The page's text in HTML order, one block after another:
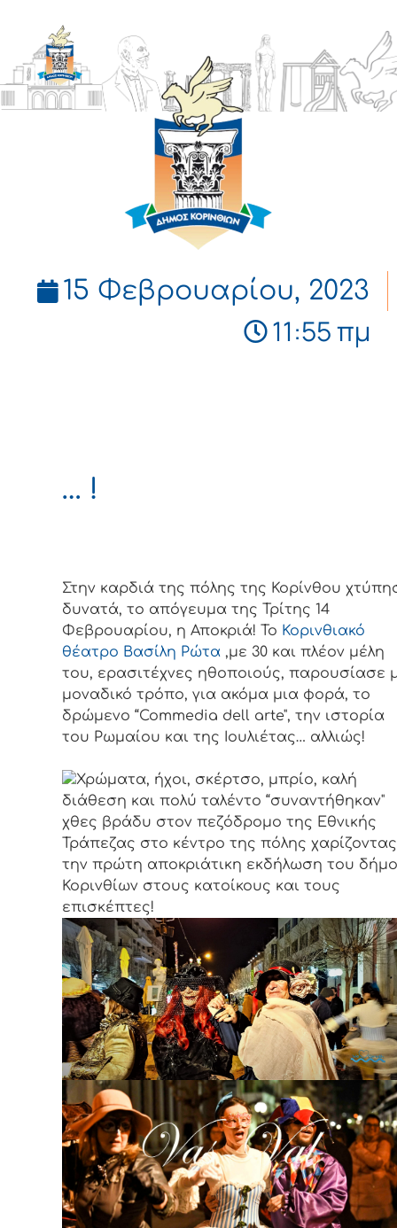
ΔΗΜΟΣ
ΚΟΡΙΝΘΙΩΝ
15 Φεβρουαρίου, 2023
11:55 πμ
… !
Στην καρδιά της πόλης της Κορίνθου
δυνατά, το απόγευμα της Τρίτης 14
Φεβρουαρίου, η Αποκριά! Το Κορινθιακό
θέατρο Βασίλη Ρώτα ,με 30 και πλέον μέλη
του, ερασιτέχνες ηθοποιούς, παρουσίασε
μοναδικό τρόπο, για ακόμα μια φορά, το
δρώμενο “Commedia dell arte", την ιστορία
του Ρωμαίου και της Ιουλιέτας… αλλιώς!
Χρώματα, ήχοι, σκέρτσο, μπρίο, καλή
διάθεση και πολύ ταλέντο “συναντήθηκαν"
χθες βράδυ στον πεζόδρομο της Εθνικής
Τράπεζας στο κέντρο της πόλης χαρίζοντας
την πρώτη αποκριάτικη εκδήλωση του
Κορινθίων στους κατοίκους και τους
επισκέπτες!